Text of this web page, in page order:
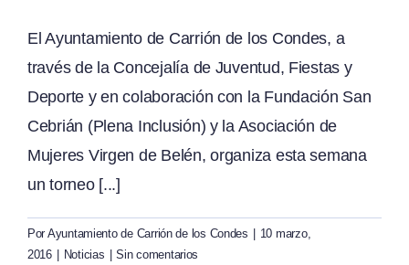
El Ayuntamiento de Carrión de los Condes, a
través de la Concejalía de Juventud, Fiestas y
Deporte y en colaboración con la Fundación San
Cebrián (Plena Inclusión) y la Asociación de
Mujeres Virgen de Belén, organiza esta semana
un torneo [...]
Por Ayuntamiento de Carrión de los Condes
10 marzo,
2016
Noticias
Sin comentarios